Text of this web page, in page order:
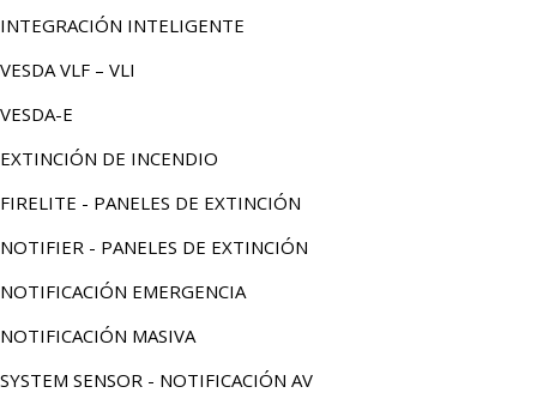
INTEGRACIÓN INTELIGENTE
VESDA VLF – VLI
VESDA-E
EXTINCIÓN DE INCENDIO
FIRELITE - PANELES DE EXTINCIÓN
NOTIFIER - PANELES DE EXTINCIÓN
NOTIFICACIÓN EMERGENCIA
NOTIFICACIÓN MASIVA
SYSTEM SENSOR - NOTIFICACIÓN AV